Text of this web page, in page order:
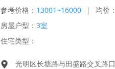
参考价格： 13001~16000 | 均价：
房屋户型： 3室
住宅类型：
光明区长塘路与田盛路交叉路口